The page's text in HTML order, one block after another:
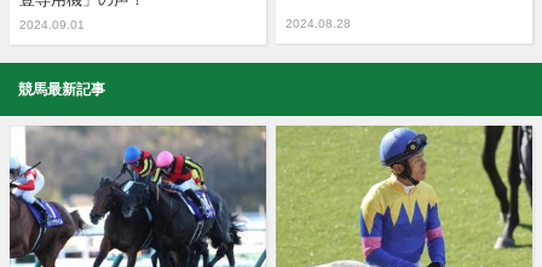
2024.09.01 2024.08.28
競馬最新記事